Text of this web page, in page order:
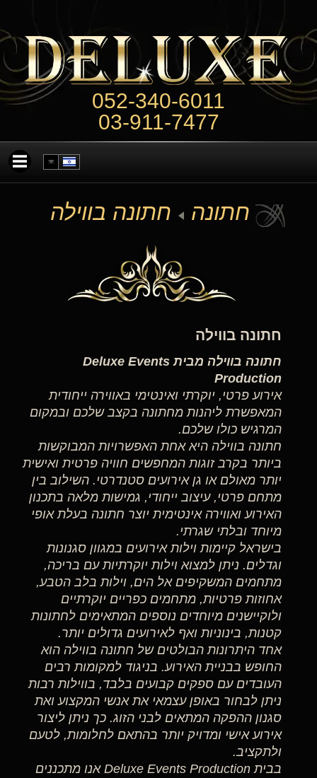
052-340-6011
03-911-7477
חתונה חתונה בווילה
חתונה בווילה
חתונה בווילה מבית Deluxe Events
Production
אירוע פרטי, יוקרתי ואינטימי באווירה ייחודית
המאפשרת ליהנות מחתונה בקצב שלכם ובמקום
המרגיש כולו שלכם.
חתונה בווילה היא אחת האפשרויות המבוקשות
ביותר בקרב זוגות המחפשים חוויה פרטית ואישית
יותר מאולם או גן אירועים סטנדרטי. השילוב בין
מתחם פרטי, עיצוב ייחודי, גמישות מלאה בתכנון
האירוע ואווירה אינטימית יוצר חתונה בעלת אופי
מיוחד ובלתי שגרתי.
בישראל קיימות וילות אירועים במגוון סגנונות
וגדלים. ניתן למצוא וילות יוקרתיות עם בריכה,
מתחמים המשקיפים אל הים, וילות בלב הטבע,
אחוזות פרטיות, מתחמים כפריים יוקרתיים
ולוקיישנים מיוחדים נוספים המתאימים לחתונות
קטנות, בינוניות ואף לאירועים גדולים יותר.
אחד היתרונות הבולטים של חתונה בווילה הוא
החופש בבניית האירוע. בניגוד למקומות רבים
העובדים עם ספקים קבועים בלבד, בווילות רבות
ניתן לבחור באופן עצמאי את אנשי המקצוע ואת
סגנון ההפקה המתאים לבני הזוג. כך ניתן ליצור
אירוע אישי ומדויק יותר בהתאם לחלומות, לטעם
ולתקציב.
בבית Deluxe Events Production אנו מתכננים